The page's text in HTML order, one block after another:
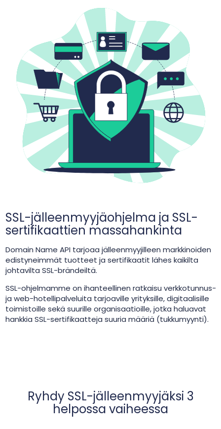
SSL-jälleenmyyjäohjelma ja SSL-
sertifikaattien massahankinta
Domain Name API tarjoaa jälleenmyyjilleen markkinoiden
edistyneimmät tuotteet ja sertifikaatit lähes kaikilta
johtavilta SSL-brändeiltä.
SSL-ohjelmamme on ihanteellinen ratkaisu verkkotunnus-
ja web-hotellipalveluita tarjoaville yrityksille, digitaalisille
toimistoille sekä suurille organisaatioille, jotka haluavat
hankkia SSL-sertifikaatteja suuria määriä (tukkumyynti).
Ryhdy SSL-jälleenmyyjäksi 3
helpossa vaiheessa